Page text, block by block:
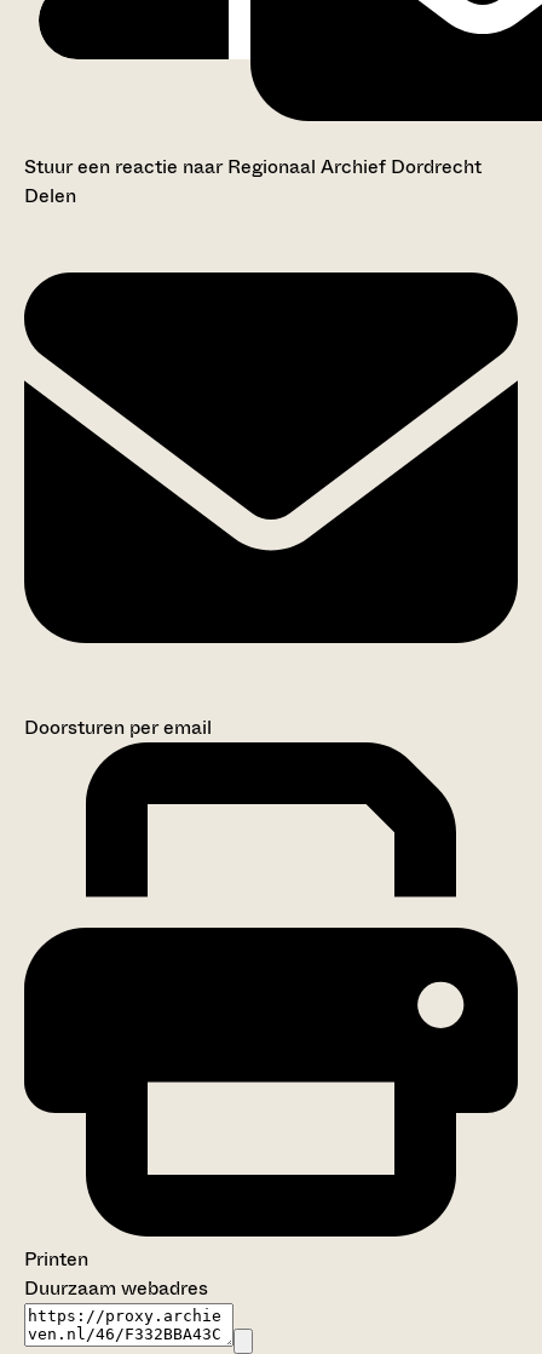
Stuur een reactie naar Regionaal Archief Dordrecht
Delen
Doorsturen per email
Printen
Duurzaam webadres